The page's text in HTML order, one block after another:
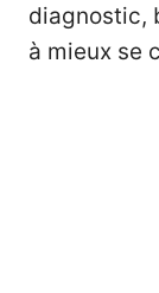
diagnostic,
à mieux se